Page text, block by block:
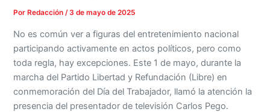
Por Redacción/ 3 de mayo de 2025
No es común ver a figuras del entretenimiento nacional
participando activamente en actos políticos, pero como
toda regla, hay excepciones. Este 1 de mayo, durante la
marcha del Partido Libertad y Refundación (Libre) en
conmemoración del Día del Trabajador, llamó la atención la
presencia del presentador de televisión Carlos Pego.